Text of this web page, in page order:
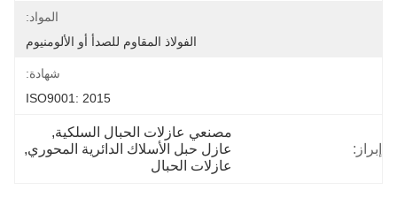
المواد:
الفولاذ المقاوم للصدأ أو الألومنيوم
شهادة:
ISO9001: 2015
إبراز:
مصنعي عازلات الحبال السلكية,
عازل حبل الأسلاك الدائرية المحوري,
عازلات الحبال